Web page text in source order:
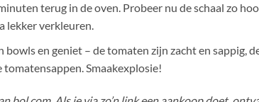
terug in de oven. Probeer nu de schaal zo
lekker verkleuren.
bowls en geniet – de tomaten zijn zacht en sappig,
Smaakexplosie!